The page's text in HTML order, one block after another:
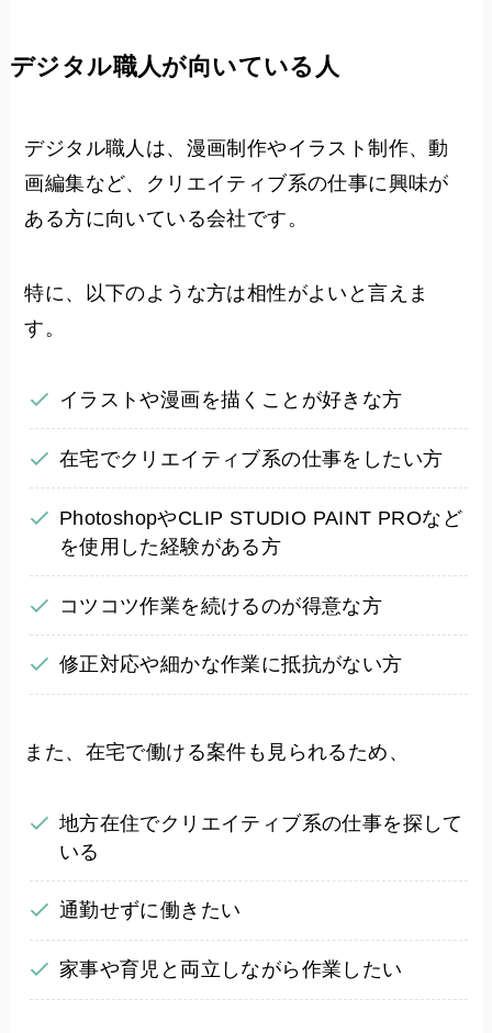
デジタル職人が向いている人
デジタル職人は、漫画制作やイラスト制作、動
画編集など、クリエイティブ系の仕事に興味が
ある方に向いている会社です。
特に、以下のような方は相性がよいと言えま
す。
イラストや漫画を描くことが好きな方
在宅でクリエイティブ系の仕事をしたい方
PhotoshopやCLIP STUDIO PAINT PROなど
を使用した経験がある方
コツコツ作業を続けるのが得意な方
修正対応や細かな作業に抵抗がない方
また、在宅で働ける案件も見られるため、
地方在住でクリエイティブ系の仕事を探して
いる
通勤せずに働きたい
家事や育児と両立しながら作業したい